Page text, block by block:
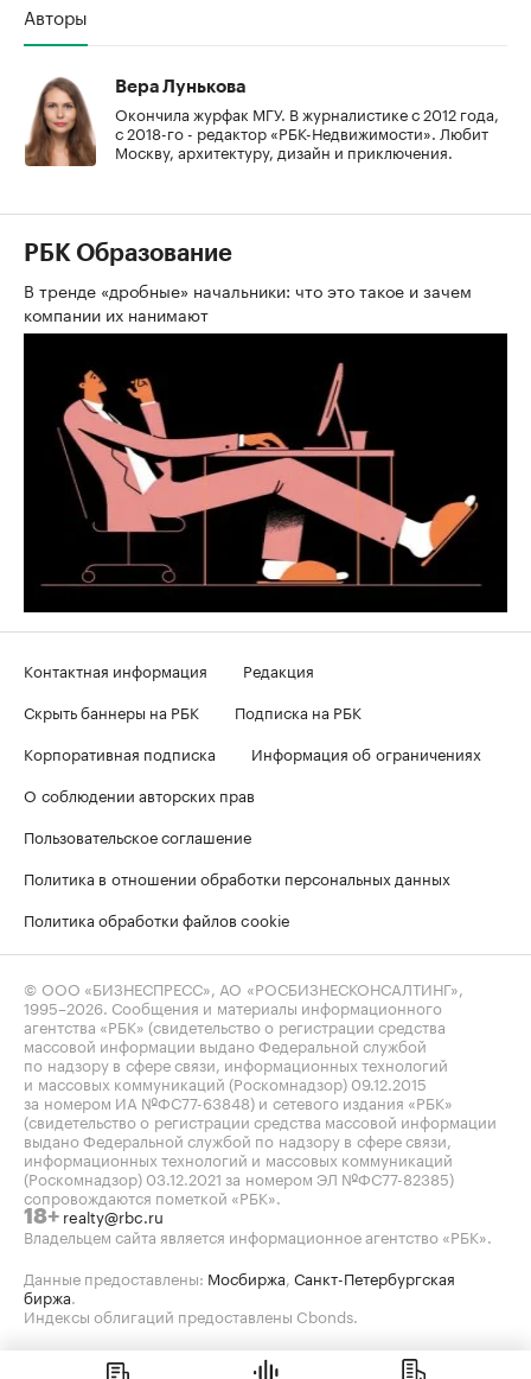
Авторы
Вера Лунькова
Окончила журфак МГУ. В журналистике с 2012 года,
с 2018-го - редактор «РБК-Недвижимости». Любит
Москву, архитектуру, дизайн и приключения.
РБК Образование
В тренде «дробные» начальники: что это такое и зачем
компании их нанимают
Контактная информация
Редакция
Скрыть баннеры на РБК
Подписка на РБК
Корпоративная подписка
Информация об ограничениях
О соблюдении авторских прав
Пользовательское соглашение
Политика в отношении обработки персональных данных
Политика обработки файлов cookie
© ООО «БИЗНЕСПРЕСС», АО «РОСБИЗНЕСКОНСАЛТИНГ»,
1995–2026. Сообщения и материалы информационного
агентства «РБК» (свидетельство о регистрации средства
массовой информации выдано Федеральной службой
по надзору в сфере связи, информационных технологий
и массовых коммуникаций (Роскомнадзор) 09.12.2015
за номером ИА №ФС77-63848) и сетевого издания «РБК»
(свидетельство о регистрации средства массовой информации
выдано Федеральной службой по надзору в сфере связи,
информационных технологий и массовых коммуникаций
(Роскомнадзор) 03.12.2021 за номером ЭЛ №ФС77-82385)
сопровождаются пометкой «РБК».
18+ realty@rbc.ru
Владельцем сайта является информационное агентство «РБК».
Данные предоставлены: Мосбиржа, Санкт-Петербургская
биржа.
Индексы облигаций предоставлены Cbonds.